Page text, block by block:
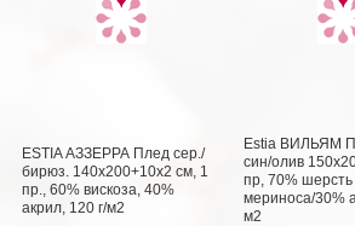
ESTIA АЗЗЕРРА Плед сер./
бирюз. 140х200+10х2 см, 1
пр., 60% вискоза, 40%
акрил, 120 г/м2
Estia ВИЛЬЯМ
син/олив
пр, 70% шерсть
мериноса/30%
м2